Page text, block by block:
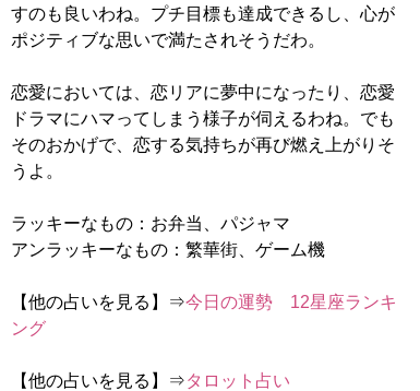
すのも良いわね。プチ目標も達成できるし、心が
ポジティブな思いで満たされそうだわ。
恋愛においては、恋リアに夢中になったり、恋愛
ドラマにハマってしまう様子が伺えるわね。でも
そのおかげで、恋する気持ちが再び燃え上がりそ
うよ。
ラッキーなもの：お弁当、パジャマ
アンラッキーなもの：繁華街、ゲーム機
【他の占いを見る】⇒今日の運勢 12星座ランキ
ング
【他の占いを見る】⇒タロット占い